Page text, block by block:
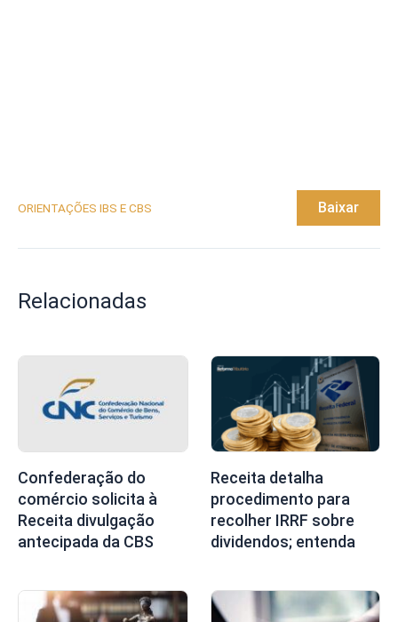
ORIENTAÇÕES IBS E CBS Baixar
Relacionadas
Confederação do
comércio solicita à
Receita divulgação
antecipada da CBS
Receita detalha
procedimento para
recolher IRRF sobre
dividendos; entenda